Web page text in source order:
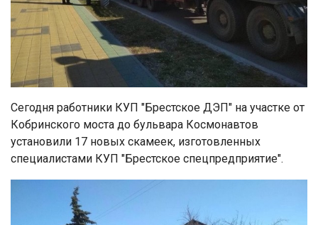
Сегодня работники КУП "Брестское ДЭП" на участке от
Кобринского моста до бульвара Космонавтов
установили 17 новых скамеек, изготовленных
специалистами КУП "Брестское спецпредприятие".